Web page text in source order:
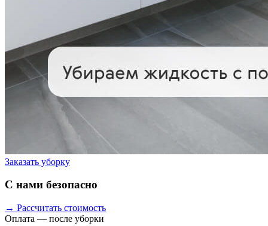
Заказать уборку
С нами безопасно
→ Рассчитать стоимость
Оплата — после уборки